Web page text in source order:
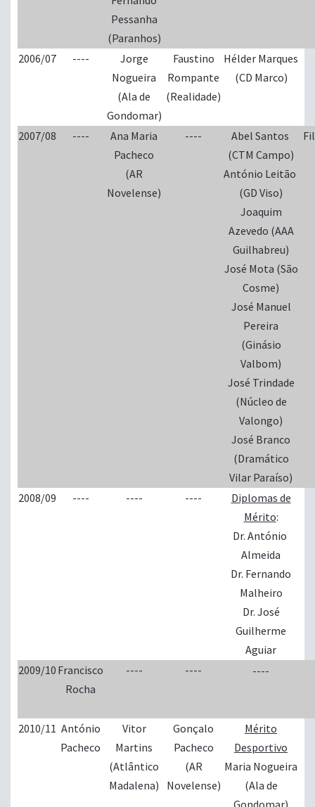
Pessanha
(Paranhos)
2006/07 ----
Jorge
Nogueira
(Ala de
Gondomar)
Faustino
Rompante
(Realidade)
Hélder Marques
(CD Marco)
2007/08 ----
Ana Maria
Pacheco
(AR
Novelense)
----
Abel Santos
(CTM Campo)
António Leitão
(GD Viso)
Joaquim
Azevedo (AAA
Guilhabreu)
José Mota (São
Cosme)
José Manuel
Pereira
(Ginásio
Valbom)
José Trindade
(Núcleo de
Valongo)
José Branco
(Dramático
Vilar Paraíso)
2008/09 ---- ---- ----
Diplomas de
Mérito:
Dr. António
Almeida
Dr. Fernando
Malheiro
Dr. José
Guilherme
Aguiar
2009/10 Francisco
Rocha
---- ---- ----
2010/11 António
Pacheco
Vitor
Martins
(Atlântico
Madalena)
Gonçalo
Pacheco
(AR
Novelense)
Mérito
Desportivo
Maria Nogueira
(Ala de
Gondomar)